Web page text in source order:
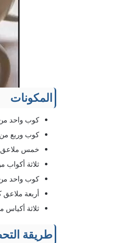
المكونات
كوب واحد
كوب وربع
خمس ملاعق
ثلاثة أكواب
كوب واحد
أربعة
ثلاثة أكياس
طريقة